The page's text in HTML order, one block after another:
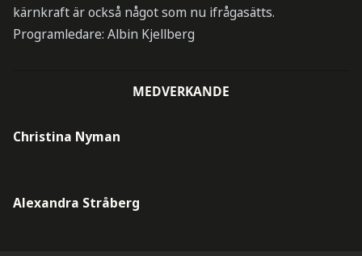
kärnkraft är också något som nu ifrågasätts.
Programledare: Albin Kjellberg
MEDVERKANDE
Christina Nyman
Alexandra Stråberg